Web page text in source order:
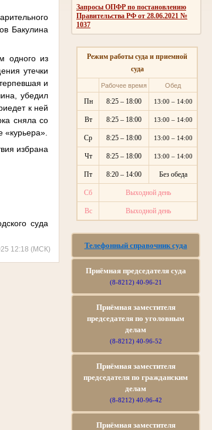
Запросы ОПФР по постановлению
Правительства РФ от 28.06.2021 №
1037
Режим работы суда и приемной
суда
Рабочее время Обед
Пн 8:25 – 18:00 13:00 – 14:00
Вт 8:25 – 18:00 13:00 – 14:00
Ср 8:25 – 18:00 13:00 – 14:00
Чт 8:25 – 18:00 13:00 – 14:00
Пт 8:20 – 14:00 Без обеда
Сб Выходной день
Вс Выходной день
Телефонный справочник суда
Приёмная председателя суда
(8-8212) 40-96-21
Приёмная заместителя
председателя по уголовным
делам
(8-8212) 40-96-52
Приёмная заместителя
председателя по гражданским
делам
(8-8212) 40-96-42
Приёмная заместителя
Бакулина
одного из
утечки
и
убедил
к ней
сняла со
«курьера».
избрана
суда
12:18 (МСК)